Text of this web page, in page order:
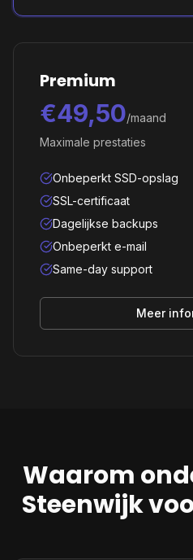
Premium
€49,50/maand
Maximale prestaties
Onbeperkt SSD-opslag
SSL-certificaat
Dagelijkse backups
Onbeperkt e-mail
Same-day support
Meer
Waarom
Steenwijk